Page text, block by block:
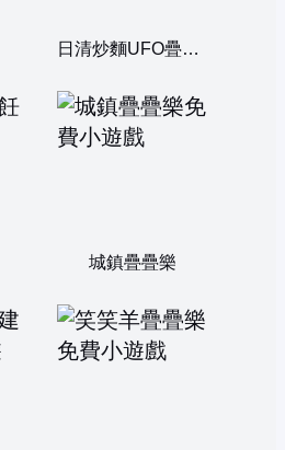
日清炒麵UFO疊疊樂
城鎮疊疊樂